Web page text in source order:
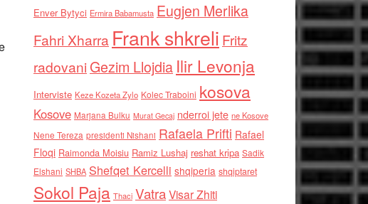
Enver Bytyci Ermira Babamusta Eugjen Merlika
Fahri Xharra Frank shkreli Fritz
radovaniGezim Llojdia Ilir Levonja
Interviste Keze Kozeta Zylo Kolec Traboini kosova
Kosove Marjana Bulku Murat Gecaj nderroi jete ne Kosove
Nene Tereza presidenti Nishani Rafaela Prifti Rafael
Floqi Raimonda Moisiu Ramiz Lushaj reshat kripa Sadik
Elshani SHBA Shefqet Kercelli shqiperia shqiptaret
Sokol Paja Thaci VatraVisar Zhiti